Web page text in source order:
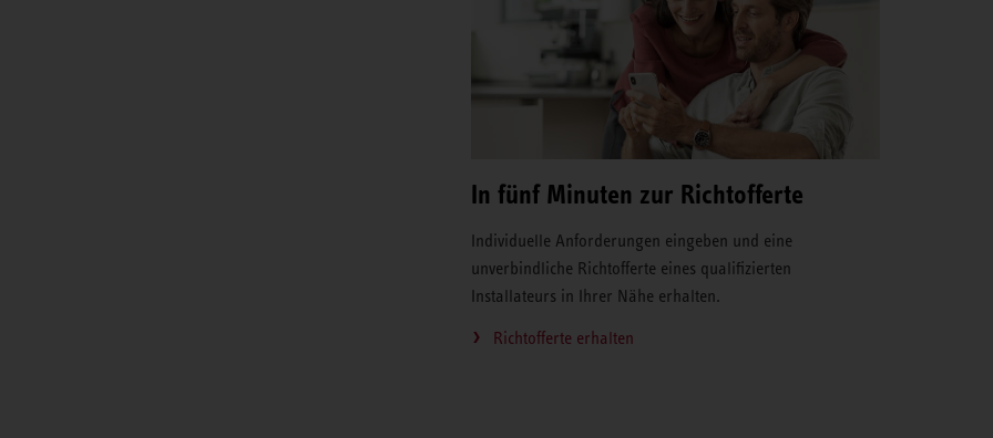
In fünf Minuten zur Richtofferte
Individuelle Anforderungen eingeben und eine
unverbindliche Richtofferte eines qualifizierten
Installateurs in Ihrer Nähe erhalten.
Richtofferte erhalten